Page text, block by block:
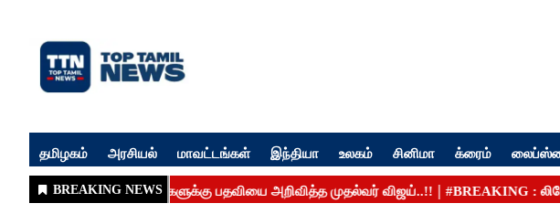
தமிழகம் அரசியல் மாவட்டங்கள் இந்தியா உலகம் சினிமா க்ரைம்